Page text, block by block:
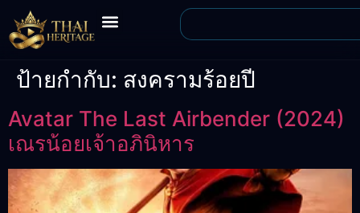
ป้ายกำกับ: สงครามร้อยปี
Avatar The Last Airbender (2024)
เณรน้อยเจ้าอภินิหาร